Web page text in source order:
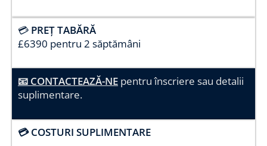
💳 PREȚ TABĂRĂ
£6390 pentru 2 săptămâni
📧 CONTACTEAZĂ-NE pentru înscriere sau detalii
suplimentare.
💳 COSTURI SUPLIMENTARE